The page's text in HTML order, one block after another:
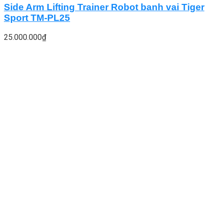
Side Arm Lifting Trainer Robot banh vai Tiger
Sport TM-PL25
25.000.000₫